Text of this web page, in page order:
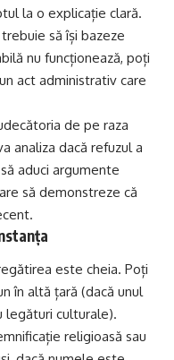
la o explicație clară.
să își bazeze
nu funcționează, poți
act administrativ care
de pe raza
analiza dacă refuzul a
aduci argumente
să demonstreze că
este cheia. Poți
în altă țară (dacă unul
legături culturale).
religioasă sau